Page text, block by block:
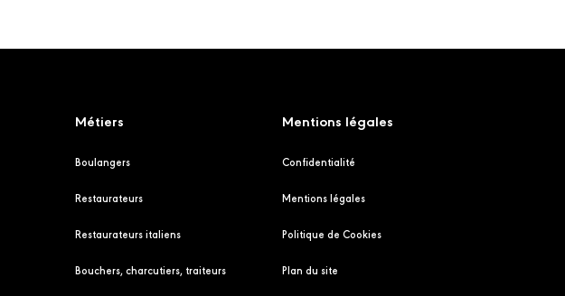
Métiers
Boulangers
Restaurateurs
Restaurateurs italiens
Bouchers, charcutiers, traiteurs
Mentions légales
Confidentialité
Mentions légales
Politique de Cookies
Plan du site